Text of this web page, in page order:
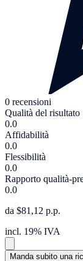
0 recensioni
Qualità del risultato
0.0
Affidabilità
0.0
Flessibilità
0.0
Rapporto qualità-
0.0
da $81,12 p.p.
incl. 19% IVA
Manda subito una